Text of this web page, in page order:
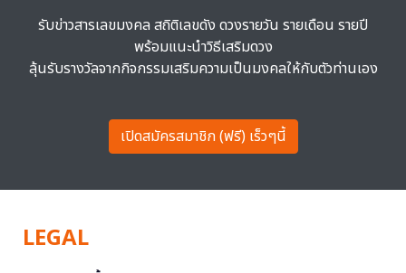
รับข่าวสารเลขมงคล สถิติเลขดัง ดวงรายวัน รายเดือน รายปี
พร้อมแนะนำวิธีเสริมดวง
ลุ้นรับรางวัลจากกิจกรรมเสริมความเป็นมงคลให้กับตัวท่านเอง
เปิดสมัครสมาชิก (ฟรี) เร็วๆนี้
LEGAL